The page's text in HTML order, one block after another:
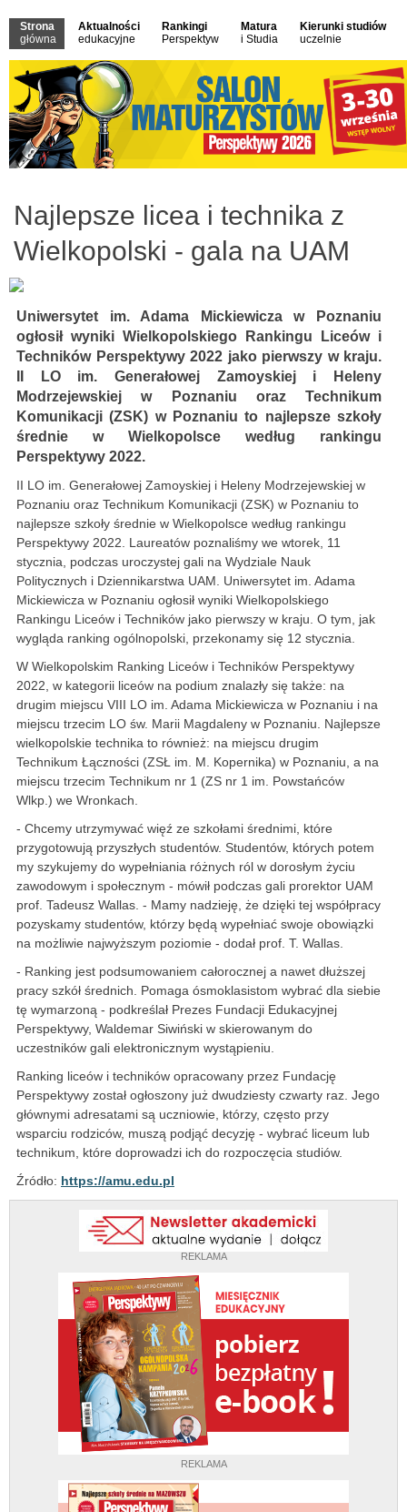
Strona
główna
Aktualności
edukacyjne
Rankingi
Perspektyw
Matura
i Studia
Kierunki studiów
uczelnie
REKLAMA
REKLAMA
Najlepsze licea i technika z
Wielkopolski - gala na UAM
Uniwersytet im. Adama Mickiewicza w Poznaniu
ogłosił wyniki Wielkopolskiego Rankingu Liceów i
Techników Perspektywy 2022 jako pierwszy w kraju.
II LO im. Generałowej Zamoyskiej i Heleny
Modrzejewskiej w Poznaniu oraz Technikum
Komunikacji (ZSK) w Poznaniu to najlepsze szkoły
średnie w Wielkopolsce według rankingu
Perspektywy 2022.
II LO im. Generałowej Zamoyskiej i Heleny Modrzejewskiej w
Poznaniu oraz Technikum Komunikacji (ZSK) w Poznaniu to
najlepsze szkoły średnie w Wielkopolsce według rankingu
Perspektywy 2022. Laureatów poznaliśmy we wtorek, 11
stycznia, podczas uroczystej gali na Wydziale Nauk
Politycznych i Dziennikarstwa UAM. Uniwersytet im. Adama
Mickiewicza w Poznaniu ogłosił wyniki Wielkopolskiego
Rankingu Liceów i Techników jako pierwszy w kraju. O tym, jak
wygląda ranking ogólnopolski, przekonamy się 12 stycznia.
W Wielkopolskim Ranking Liceów i Techników Perspektywy
2022, w kategorii liceów na podium znalazły się także: na
drugim miejscu VIII LO im. Adama Mickiewicza w Poznaniu i na
miejscu trzecim LO św. Marii Magdaleny w Poznaniu. Najlepsze
wielkopolskie technika to również: na miejscu drugim
Technikum Łączności (ZSŁ im. M. Kopernika) w Poznaniu, a na
miejscu trzecim Technikum nr 1 (ZS nr 1 im. Powstańców
Wlkp.) we Wronkach.
- Chcemy utrzymywać więź ze szkołami średnimi, które
przygotowują przyszłych studentów. Studentów, których potem
my szykujemy do wypełniania różnych ról w dorosłym życiu
zawodowym i społecznym - mówił podczas gali prorektor UAM
prof. Tadeusz Wallas. - Mamy nadzieję, że dzięki tej współpracy
pozyskamy studentów, którzy będą wypełniać swoje obowiązki
na możliwie najwyższym poziomie - dodał prof. T. Wallas.
- Ranking jest podsumowaniem całorocznej a nawet dłuższej
pracy szkół średnich. Pomaga ósmoklasistom wybrać dla siebie
tę wymarzoną - podkreślał Prezes Fundacji Edukacyjnej
Perspektywy, Waldemar Siwiński w skierowanym do
uczestników gali elektronicznym wystąpieniu.
Ranking liceów i techników opracowany przez Fundację
Perspektywy został ogłoszony już dwudziesty czwarty raz. Jego
głównymi adresatami są uczniowie, którzy, często przy
wsparciu rodziców, muszą podjąć decyzję - wybrać liceum lub
technikum, które doprowadzi ich do rozpoczęcia studiów.
Źródło: https://amu.edu.pl